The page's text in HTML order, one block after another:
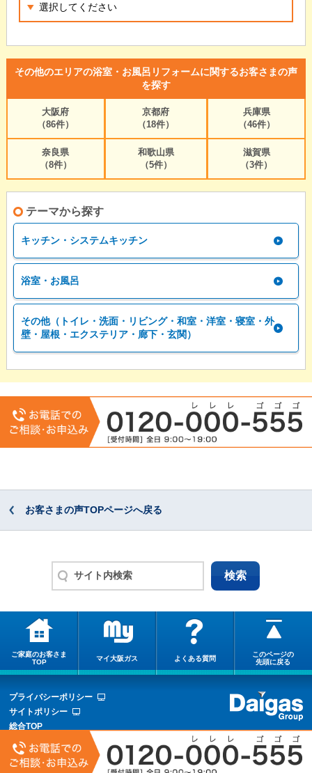
その他のエリアの浴室・お風呂リフォームに関するお客さまの声
を探す
大阪府
（86件）
京都府
（18件）
兵庫県
（46件）
奈良県
（8件）
和歌山県
（5件）
滋賀県
（3件）
テーマから探す
キッチン・システムキッチン
浴室・お風呂
その他（トイレ・洗面・リビング・和室・洋室・寝室・外
壁・屋根・エクステリア・廊下・玄関）
お客さまの声TOPページへ戻る
ご家庭のお客さま
TOP
マイ大阪ガス よくある質問
このページの
先頭に戻る
プライバシーポリシー
サイトポリシー
総合TOP
サイトマップ
COPYRIGHT © OSAKA GAS CO.,LTD.ALL RIGHTS RESERVED.